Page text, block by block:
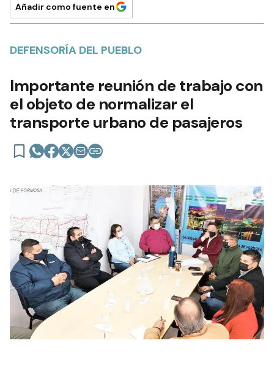
Añadir como fuente en
DEFENSORÍA DEL PUEBLO
Importante reunión de trabajo con
el objeto de normalizar el
transporte urbano de pasajeros